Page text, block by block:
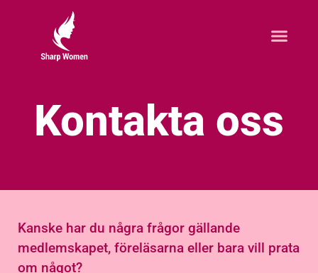
Kontakta oss
Kanske har du några frågor gällande
medlemskapet, föreläsarna eller bara vill prata
om något?